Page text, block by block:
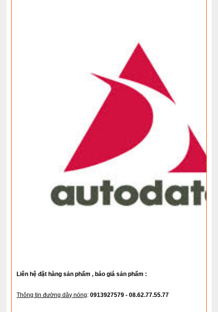
Liên hệ đặt hàng sản phẩm , báo giá sản phẩm :
Thông tin đường dây nóng:0913927579 - 08.62.77.55.77